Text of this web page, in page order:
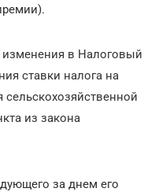
в Налоговый
ставки налога на
из закона
за днем его